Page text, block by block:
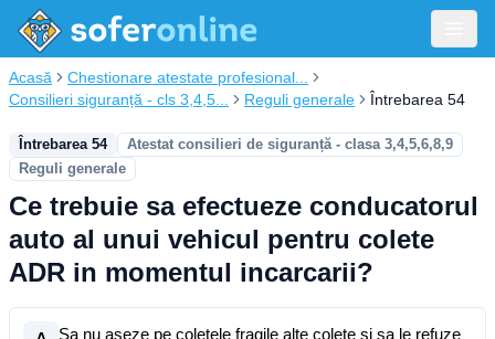
Acasă
Chestionare atestate profesional...
Consilieri siguranță - cls 3,4,5...
Reguli generale Întrebarea 54
Întrebarea 54
Atestat consilieri de siguranță - clasa 3,4,5,6,8,9
Reguli generale
Ce trebuie sa efectueze conducatorul
auto al unui vehicul pentru colete
ADR in momentul incarcarii?
Sa nu aseze pe coletele fragile alte colete si sa le refuze